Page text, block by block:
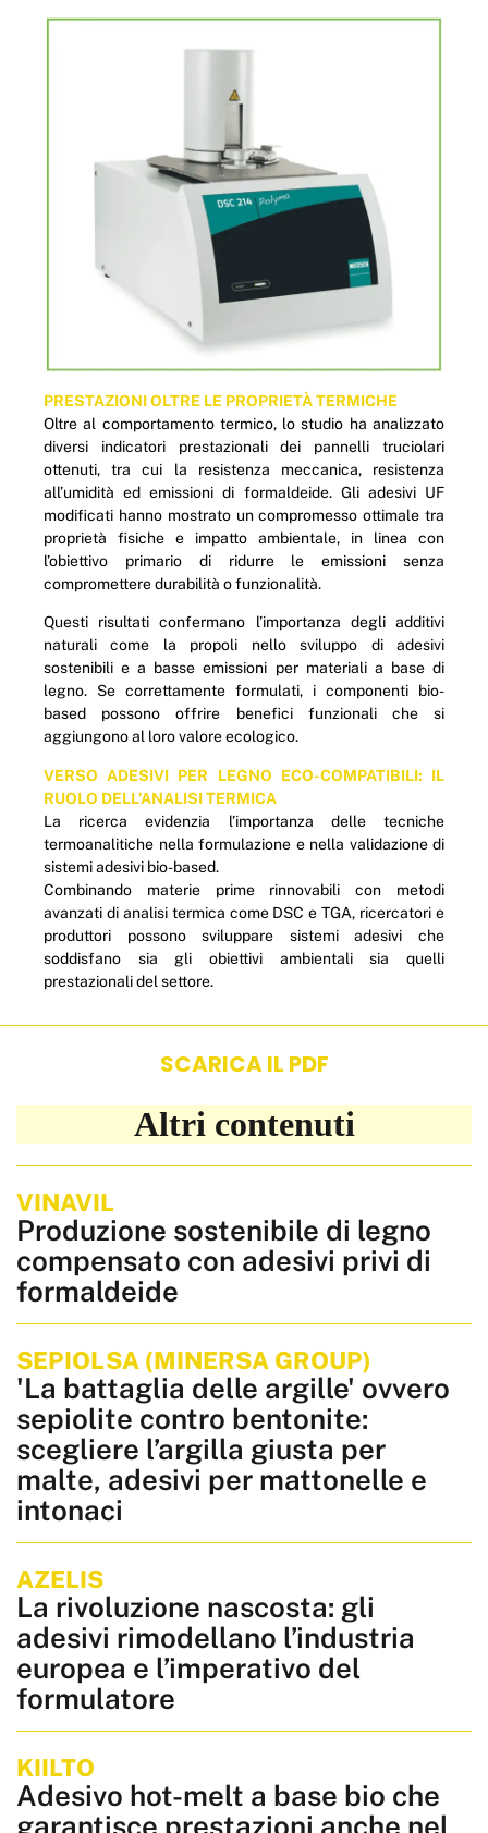
PRESTAZIONI OLTRE LE PROPRIETÀ TERMICHE
Oltre al comportamento termico, lo studio ha analizzato
diversi indicatori prestazionali dei pannelli truciolari
ottenuti, tra cui la resistenza meccanica, resistenza
all’umidità ed emissioni di formaldeide. Gli adesivi UF
modificati hanno mostrato un compromesso ottimale tra
proprietà fisiche e impatto ambientale, in linea con
l’obiettivo primario di ridurre le emissioni senza
compromettere durabilità o funzionalità.
Questi risultati confermano l’importanza degli additivi
naturali come la propoli nello sviluppo di adesivi
sostenibili e a basse emissioni per materiali a base di
legno. Se correttamente formulati, i componenti bio-
based possono offrire benefici funzionali che si
aggiungono al loro valore ecologico.
VERSO ADESIVI PER LEGNO ECO-COMPATIBILI: IL
RUOLO DELL’ANALISI TERMICA
La ricerca evidenzia l’importanza delle tecniche
termoanalitiche nella formulazione e nella validazione di
sistemi adesivi bio-based.
Combinando materie prime rinnovabili con metodi
avanzati di analisi termica come DSC e TGA, ricercatori e
produttori possono sviluppare sistemi adesivi che
soddisfano sia gli obiettivi ambientali sia quelli
prestazionali del settore.
SCARICA IL PDF
Altri contenuti
VINAVIL
Produzione sostenibile di legno
compensato con adesivi privi di
formaldeide
SEPIOLSA (MINERSA GROUP)
'La battaglia delle argille' ovvero
sepiolite contro bentonite:
scegliere l’argilla giusta per
malte, adesivi per mattonelle e
intonaci
AZELIS
La rivoluzione nascosta: gli
adesivi rimodellano l’industria
europea e l’imperativo del
formulatore
KIILTO
Adesivo hot-melt a base bio che
garantisce prestazioni anche nel